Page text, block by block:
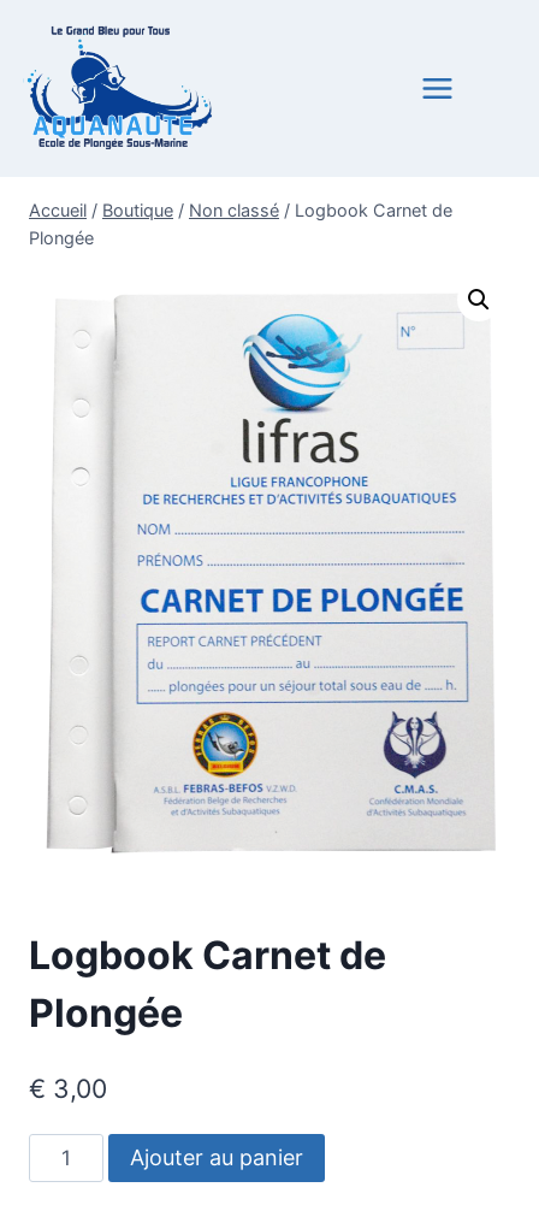
contenu
Accueil / Boutique / Non classé / Logbook Carnet de
Plongée
Logbook Carnet de
Plongée
€ 3,00
quantité
de
Ajouter au panier